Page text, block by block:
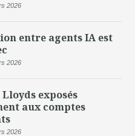
2026
entre agents IA est
2026
exposés
aux comptes
2026